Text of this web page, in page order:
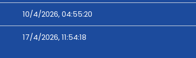
10/4/2026, 04:55:20
17/4/2026, 11:54:18